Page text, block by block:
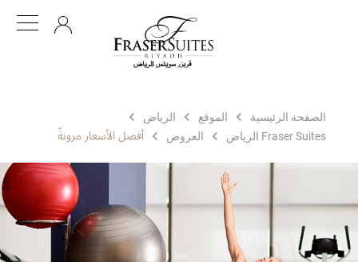
الصفحة الرئيسية الموقع
الرياض‎
Fraser Suites الرياض
العروض أفضل الأسعار مرونةً